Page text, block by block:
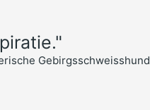
Gebirgsschweisshund